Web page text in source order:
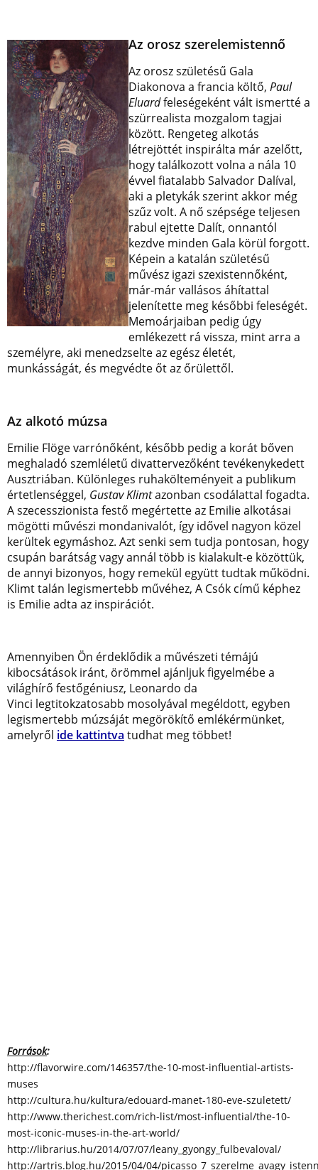
Az orosz szerelemistennő
Az orosz születésű Gala
Diakonova a francia költő,Paul
Eluardfeleségeként vált ismertté a
szürrealista mozgalom tagjai
között. Rengeteg alkotás
létrejöttét inspirálta már azelőtt,
hogy találkozott volna a nála 10
évvel fiatalabb Salvador Dalíval,
aki a pletykák szerint akkor még
szűz volt. A nő szépsége teljesen
rabul ejtette Dalít, onnantól
kezdve minden Gala körül forgott.
Képein a katalán születésű
művész igazi szexistennőként,
már-már vallásos áhítattal
jelenítette meg későbbi feleségét.
Memoárjaiban pedig úgy
emlékezett rá vissza, mint arra a
személyre, aki menedzselte az egész életét,
munkásságát, és megvédte őt az őrülettől.
Az alkotó múzsa
Emilie Flöge varrónőként, később pedig a korát bőven
meghaladó szemléletű divattervezőként tevékenykedett
Ausztriában. Különleges ruhakölteményeit a publikum
értetlenséggel, Gustav Klimtazonban csodálattal fogadta.
A szecesszionista festő megértette az Emilie alkotásai
mögötti művészi mondanivalót, így idővel nagyon közel
kerültek egymáshoz. Azt senki sem tudja pontosan, hogy
csupán barátság vagy annál több is kialakult-e közöttük,
de annyi bizonyos, hogy remekül együtt tudtak működni.
Klimt talán legismertebb művéhez, A Csók című képhez
is Emilie adta az inspirációt.
Amennyiben Ön érdeklődik a művészeti témájú
kibocsátások iránt, örömmel ajánljuk figyelmébe a
világhírő festőgéniusz, Leonardo da
Vinci legtitokzatosabb mosolyával megéldott, egyben
legismertebb múzsáját megörökítő emlékérmünket,
amelyről ide kattintva tudhat meg többet!
Források:
http://flavorwire.com/146357/the-10-most-influential-artists-
muses
http://cultura.hu/kultura/edouard-manet-180-eve-szuletett/
http://www.therichest.com/rich-list/most-influential/the-10-
most-iconic-muses-in-the-art-world/
http://librarius.hu/2014/07/07/leany_gyongy_fulbevaloval/
http://artris.blog.hu/2015/04/04/